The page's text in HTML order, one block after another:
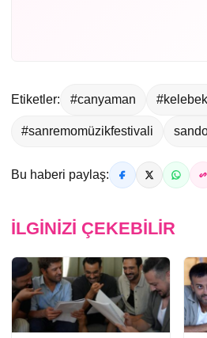
Etiketler: #canyaman
#sanremomüzikfestivali
Bu haberi paylaş:
İLGINIZI ÇEKEBILIR